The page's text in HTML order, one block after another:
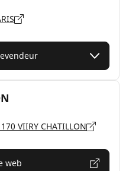
VIIRY CHATILLON
web